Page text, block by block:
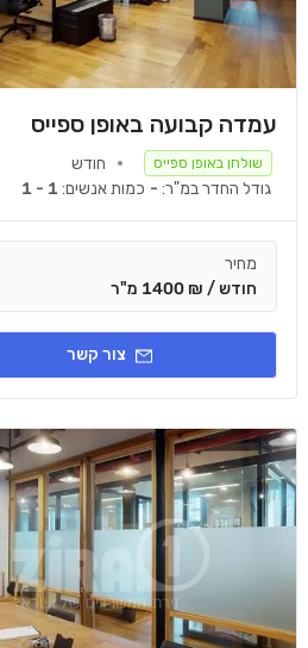
עמדה קבועה באופן ספייס
שולחן באופן ספייס
חודש
כמות אנשים:1 - 1 גודל החדר במ"ר: -
מחיר
חודש / ₪ 1400 מ"ר
צור קשר